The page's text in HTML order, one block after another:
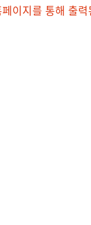
이지를 통해 출